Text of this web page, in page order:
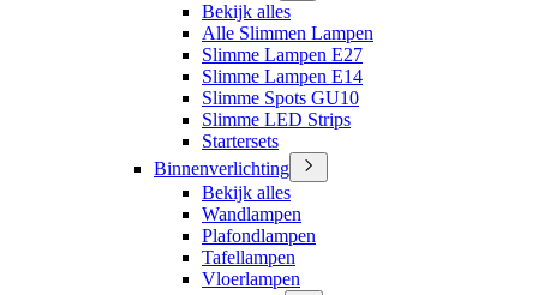
Bekijk alles
Alle Slimmen Lampen
Slimme Lampen E27
Slimme Lampen E14
Slimme Spots GU10
Slimme LED Strips
Startersets
Binnenverlichting
Bekijk alles
Wandlampen
Plafondlampen
Tafellampen
Vloerlampen